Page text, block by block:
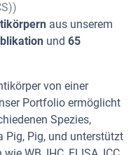
aus unserem
und 65
von einer
Portfolio ermöglicht
Spezies,
Pig, Pig, und unterstützt